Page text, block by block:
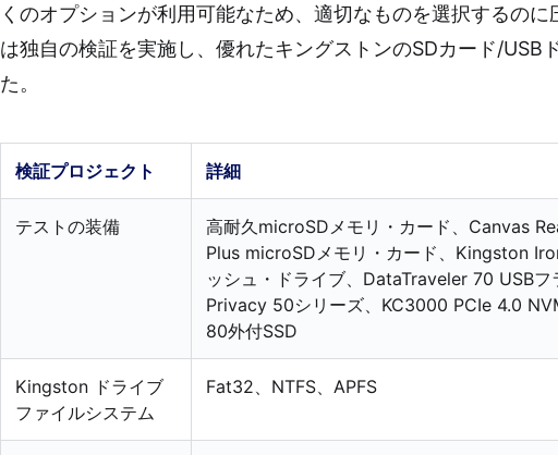
くのオプションが利用可能なため、適切なものを選択するの
は独自の検証を実施し、優れたキングストンのSDカード/USB
た。
検証プロジェクト 詳細
テストの装備
高耐久microSDメモリ・カード、Canvas
Plus microSDメモリ・カード、Kingston
ッシュ・ドライブ、DataTraveler 70 USB
Privacy 50シリーズ、KC3000 PCIe 4.0
80外付SSD
Kingston ドライブ
ファイルシステム
Fat32、NTFS、APFS